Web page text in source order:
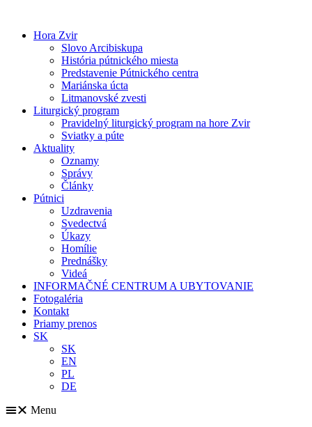
obsah
Hora Zvir
Slovo Arcibiskupa
História pútnického miesta
Predstavenie Pútnického centra
Mariánska úcta
Litmanovské zvesti
Liturgický program
Pravidelný liturgický program na hore Zvir
Sviatky a púte
Aktuality
Oznamy
Správy
Články
Pútnici
Uzdravenia
Svedectvá
Úkazy
Homílie
Prednášky
Videá
INFORMAČNÉ CENTRUM A UBYTOVANIE
Fotogaléria
Kontakt
Priamy prenos
SK
SK
EN
PL
DE
Menu